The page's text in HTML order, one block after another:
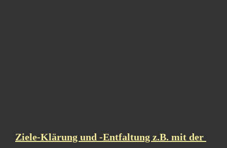
Ziele-Klärung und -Entfaltung z.B. mit der